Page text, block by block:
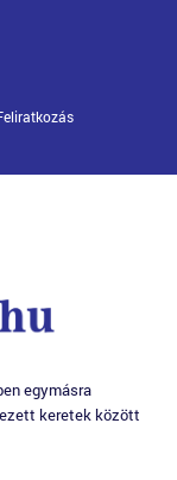
egymásra
keretek között